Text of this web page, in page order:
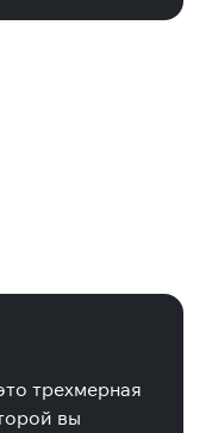
трехмерная
вы